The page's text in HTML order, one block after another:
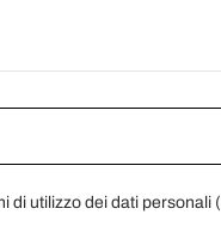
di utilizzo dei dati personali (